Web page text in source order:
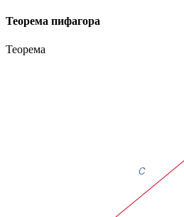
Теорема пифагора
Теорема